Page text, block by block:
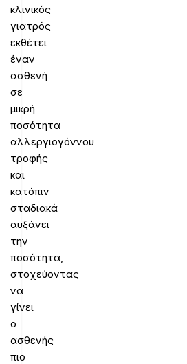
κλινικός
γιατρός
εκθέτει
έναν
ασθενή
σε
μικρή
ποσότητα
αλλεργιογόννου
τροφής
και
κατόπιν
σταδιακά
αυξάνει
την
ποσότητα,
στοχεύοντας
να
γίνει
ο
ασθενής
πιο